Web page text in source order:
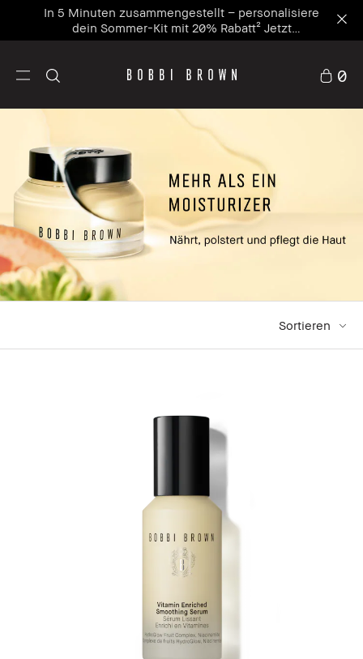
In 5 Minuten zusammengestellt – personalisiere
dein Sommer-Kit mit 20% Rabatt² Jetzt
personalisieren
0
Sortieren